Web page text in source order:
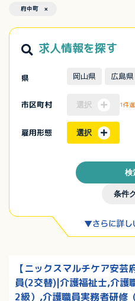
府中町 ×
求人情報を探す
県 岡山県 広島県
市区町村 選択 1件
雇用形態 選択
条件
検
【ニックスマルチケア安
員(2交替)|介護福祉士,介護
2級）,介護職員実務者研修